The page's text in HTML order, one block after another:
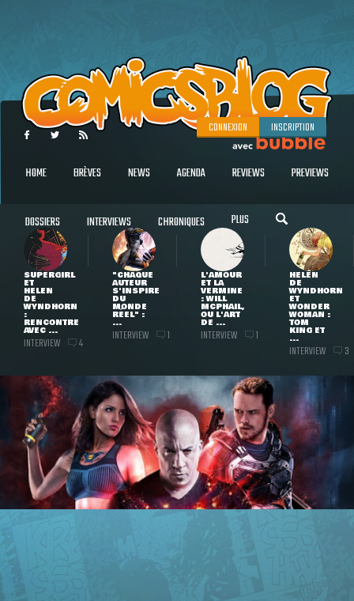
CONNEXION INSCRIPTION
HOME BRÈVES NEWS AGENDA REVIEWS PREVIEWS
DOSSIERS INTERVIEWS CHRONIQUES PLUS
SUPERGIRL
ET
HELEN
DE
WYNDHORN
:
RENCONTRE
AVEC ...
INTERVIEW 4
"CHAQUE
AUTEUR
S'INSPIRE
DU
MONDE
RÉEL" :
...
INTERVIEW 1
L'AMOUR
ET LA
VERMINE
: WILL
MCPHAIL,
OU L'ART
DE ...
INTERVIEW 1
HELEN
DE
WYNDHORN
ET
WONDER
WOMAN :
TOM
KING ET
...
INTERVIEW 3